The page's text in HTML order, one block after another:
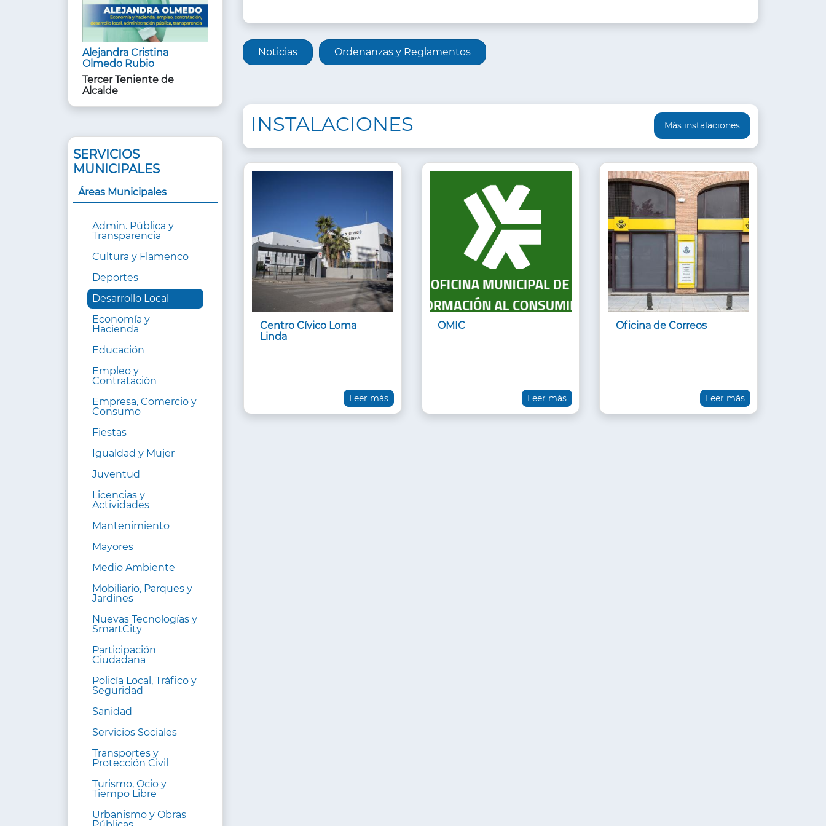
Alejandra Cristina
Olmedo Rubio
Tercer Teniente de
Alcalde
SERVICIOS
MUNICIPALES
Áreas Municipales
Admin. Pública y
Transparencia
Cultura y Flamenco
Deportes
Desarrollo Local
Economía y
Hacienda
Educación
Empleo y
Contratación
Empresa, Comercio y
Consumo
Fiestas
Igualdad y Mujer
Juventud
Licencias y
Actividades
Mantenimiento
Mayores
Medio Ambiente
Mobiliario, Parques y
Jardines
Nuevas Tecnologías y
SmartCity
Participación
Ciudadana
Policía Local, Tráfico y
Seguridad
Sanidad
Servicios Sociales
Transportes y
Protección Civil
Turismo, Ocio y
Tiempo Libre
Urbanismo y Obras
INFORMACIÓN
DE
ÁREA
Noticias Ordenanzas y Reglamentos
INSTALACIONES Más instalaciones
Centro Cívico Loma
Linda
Leer más
OMIC
Leer más
Oficina de Correos
Leer más